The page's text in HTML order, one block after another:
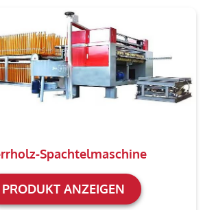
Spachtelmaschine
PRODUKT ANZEIGEN